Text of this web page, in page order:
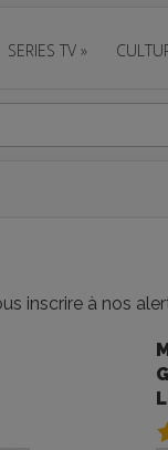
SERIES TV »
inscrire à nos